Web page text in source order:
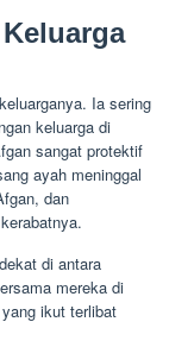
Ia sering
keluarga di
sangat protektif
ayah meninggal
dan
di antara
mereka di
ikut terlibat